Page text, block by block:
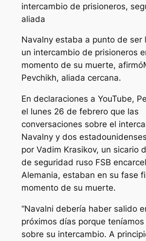
intercambio de prisioneros,
aliada
Navalny estaba a punto de ser
un intercambio de prisioneros
momento de su muerte,
Pevchikh, aliada cercana.
En declaraciones a YouTube,
el lunes 26 de febrero que las
conversaciones sobre el
Navalny y dos
por Vadim Krasikov, un sicario
de seguridad ruso FSB
Alemania, estaban en su fase
momento de su muerte.
“Navalni debería haber salido
próximos días porque
sobre su intercambio. A